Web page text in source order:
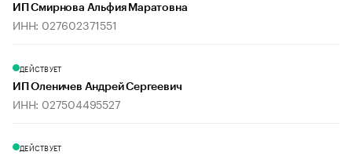
ИП Смирнова Альфия Маратовна
ИНН: 027602371551
ДЕЙСТВУЕТ
ИП Оленичев Андрей Сергеевич
ИНН: 027504495527
ДЕЙСТВУЕТ